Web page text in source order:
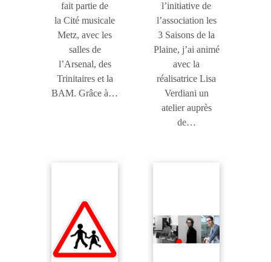
fait partie de
la Cité musicale
Metz, avec les
salles de
l’Arsenal, des
Trinitaires et la
BAM. Grâce à…
l’initiative de
l’association les
3 Saisons de la
Plaine, j’ai animé
avec la
réalisatrice Lisa
Verdiani un
atelier auprès
de…